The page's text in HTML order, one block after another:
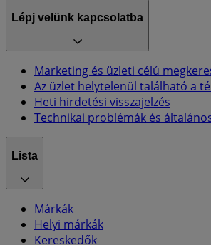
Lépj velünk kapcsolatba
Marketing és üzleti célú
Az üzlet helytelenül található a
Heti hirdetési visszajelzés
Technikai problémák és
Lista
Márkák
Helyi márkák
Kereskedők